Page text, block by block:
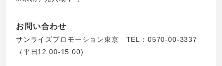
お問い合わせ
サンライズプロモーション東京 TEL：0570-00-3337
（平日12:00-15:00)